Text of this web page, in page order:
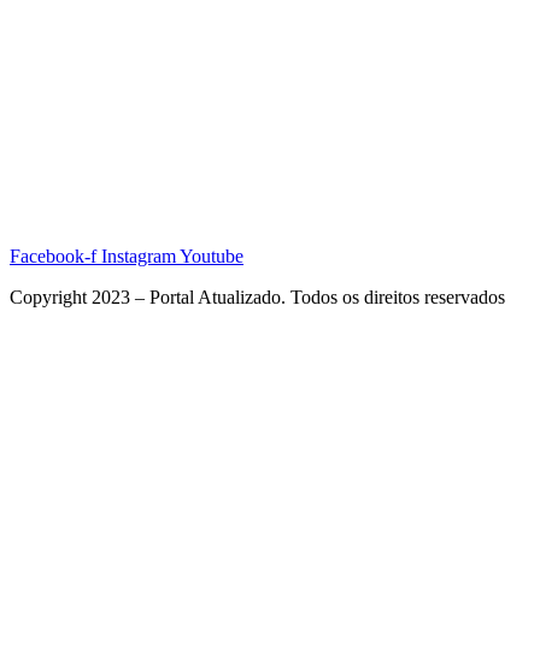
Facebook-f InstagramYoutube
Copyright 2023 – Portal Atualizado. Todos os direitos reservados